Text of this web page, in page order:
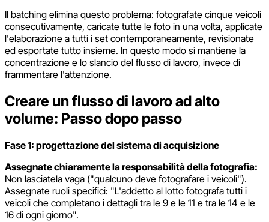
Il batching elimina questo problema: fotografate cinque veicoli
consecutivamente, caricate tutte le foto in una volta, applicate
l'elaborazione a tutti i set contemporaneamente, revisionate
ed esportate tutto insieme. In questo modo si mantiene la
concentrazione e lo slancio del flusso di lavoro, invece di
frammentare l'attenzione.
Creare un flusso di lavoro ad alto
volume: Passo dopo passo
Fase 1: progettazione del sistema di acquisizione
Assegnate chiaramente la responsabilità della fotografia:
Non lasciatela vaga ("qualcuno deve fotografare i veicoli").
Assegnate ruoli specifici: "L'addetto al lotto fotografa tutti i
veicoli che completano i dettagli tra le 9 e le 11 e tra le 14 e le
16 di ogni giorno".